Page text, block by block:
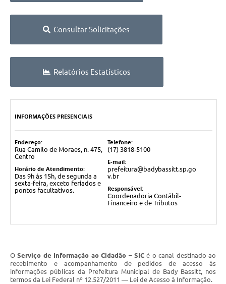
Consultar Solicitações
Relatórios Estatísticos
INFORMAÇÕES PRESENCIAIS
Endereço:
Rua Camilo de Moraes, n. 475,
Centro
Horário de Atendimento:
Das 9h às 15h, de segunda a
sexta-feira, exceto feriados e
pontos facultativos.
Telefone:
(17) 3818-5100
E-mail:
prefeitura@badybassitt.sp.go
v.br
Responsável:
Coordenadoria Contábil-
Financeiro e de Tributos
OServiço de Informação ao Cidadão – SICé o canal destinado ao
recebimento e acompanhamento de pedidos de acesso às
informações públicas da Prefeitura Municipal de Bady Bassitt, nos
termos da Lei Federal nº 12.527/2011 — Lei de Acesso à Informação.